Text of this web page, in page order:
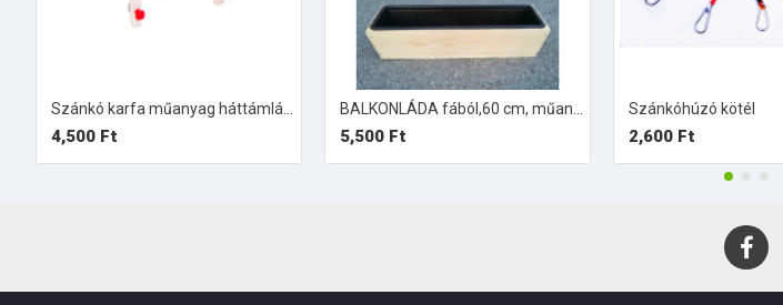
Szánkó karfa műanyag háttámlával
4,500 Ft
BALKONLÁDA fából,60 cm, műanyag betéttel.
5,500 Ft
Szánkóhúzó kötél
2,600 Ft